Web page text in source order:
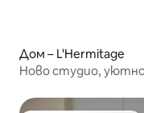
Дом – L'Hermitage
Ново студио,